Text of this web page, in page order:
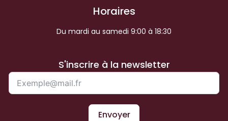
Horaires
Du mardi au samedi 9:00 à 18:30
S'inscrire à la newsletter
Envoyer